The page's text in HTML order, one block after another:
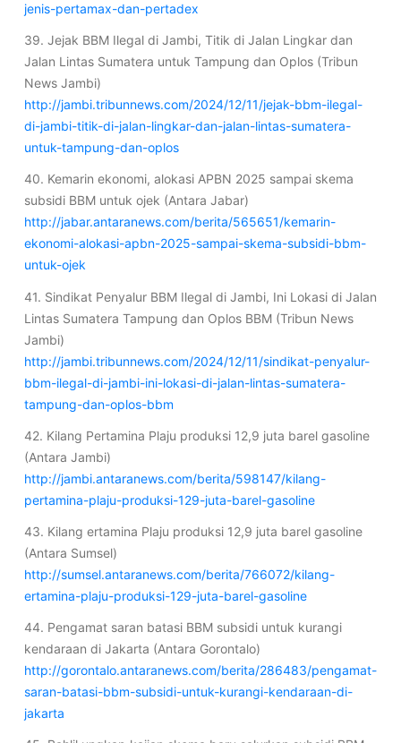
jenis-pertamax-dan-pertadex
39. Jejak BBM Ilegal di Jambi, Titik di Jalan Lingkar dan
Jalan Lintas Sumatera untuk Tampung dan Oplos (Tribun
News Jambi)
http://jambi.tribunnews.com/2024/12/11/jejak-bbm-ilegal-
di-jambi-titik-di-jalan-lingkar-dan-jalan-lintas-sumatera-
untuk-tampung-dan-oplos
40. Kemarin ekonomi, alokasi APBN 2025 sampai skema
subsidi BBM untuk ojek (Antara Jabar)
http://jabar.antaranews.com/berita/565651/kemarin-
ekonomi-alokasi-apbn-2025-sampai-skema-subsidi-bbm-
untuk-ojek
41. Sindikat Penyalur BBM Ilegal di Jambi, Ini Lokasi di Jalan
Lintas Sumatera Tampung dan Oplos BBM (Tribun News
Jambi)
http://jambi.tribunnews.com/2024/12/11/sindikat-penyalur-
bbm-ilegal-di-jambi-ini-lokasi-di-jalan-lintas-sumatera-
tampung-dan-oplos-bbm
42. Kilang Pertamina Plaju produksi 12,9 juta barel gasoline
(Antara Jambi)
http://jambi.antaranews.com/berita/598147/kilang-
pertamina-plaju-produksi-129-juta-barel-gasoline
43. Kilang ertamina Plaju produksi 12,9 juta barel gasoline
(Antara Sumsel)
http://sumsel.antaranews.com/berita/766072/kilang-
ertamina-plaju-produksi-129-juta-barel-gasoline
44. Pengamat saran batasi BBM subsidi untuk kurangi
kendaraan di Jakarta (Antara Gorontalo)
http://gorontalo.antaranews.com/berita/286483/pengamat-
saran-batasi-bbm-subsidi-untuk-kurangi-kendaraan-di-
jakarta